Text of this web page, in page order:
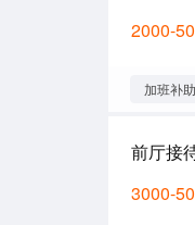
2000-
加班补助
前厅接
3000-